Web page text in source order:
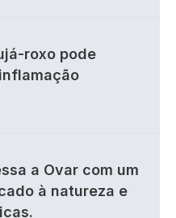
roxo pode
a Ovar com um
à natureza e